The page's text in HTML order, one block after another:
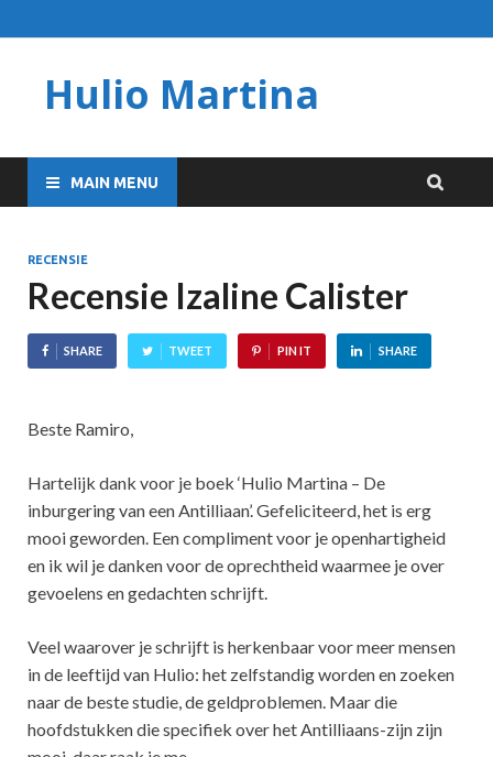
Hulio Martina
MAIN MENU
RECENSIE
Recensie Izaline Calister
SHARE TWEET PIN IT SHARE
Beste Ramiro,
Hartelijk dank voor je boek ‘Hulio Martina – De
inburgering van een Antilliaan’. Gefeliciteerd, het is erg
mooi geworden. Een compliment voor je openhartigheid
en ik wil je danken voor de oprechtheid waarmee je over
gevoelens en gedachten schrijft.
Veel waarover je schrijft is herkenbaar voor meer mensen
in de leeftijd van Hulio: het zelfstandig worden en zoeken
naar de beste studie, de geldproblemen. Maar die
hoofdstukken die specifiek over het Antilliaans-zijn zijn